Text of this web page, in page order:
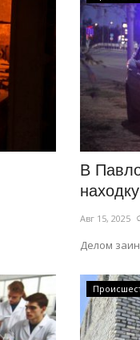
В
находку
Авг 15, 2025
Делом
В